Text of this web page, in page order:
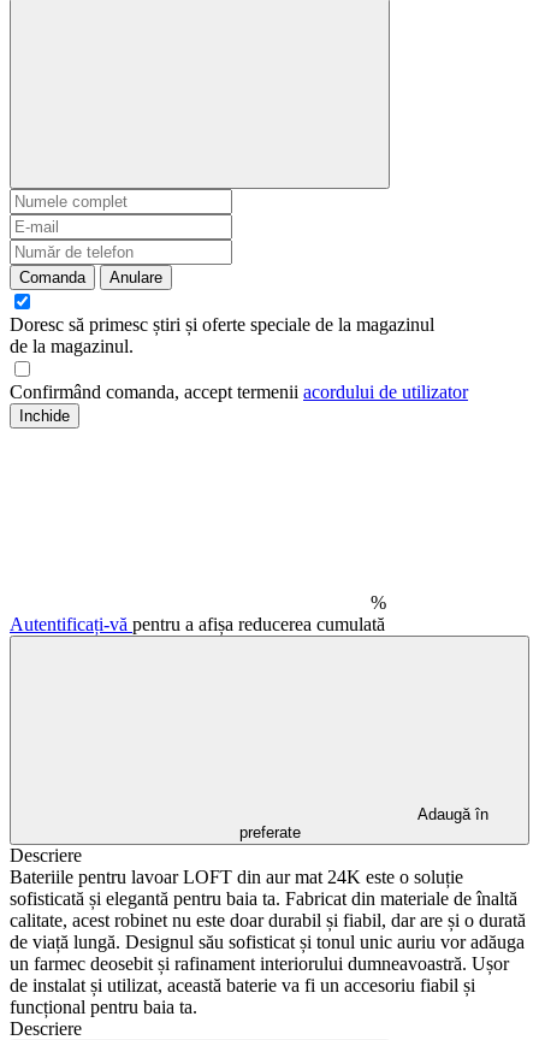
Comanda Anulare
Doresc să primesc știri și oferte speciale de la magazinul
de la magazinul.
Confirmând comanda, accept termenii acordului de utilizator
Inchide
%
Autentificați-vă pentru a afișa reducerea cumulată
Adaugă în
preferate
Descriere
Bateriile pentru lavoar LOFT din aur mat 24K este o soluție
sofisticată și elegantă pentru baia ta. Fabricat din materiale de înaltă
calitate, acest robinet nu este doar durabil și fiabil, dar are și o durată
de viață lungă. Designul său sofisticat și tonul unic auriu vor adăuga
un farmec deosebit și rafinament interiorului dumneavoastră. Ușor
de instalat și utilizat, această baterie va fi un accesoriu fiabil și
funcțional pentru baia ta.
Descriere